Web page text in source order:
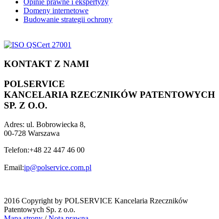
Opinie prawne i ekspertyzy
Domeny internetowe
Budowanie strategii ochrony
KONTAKT Z NAMI
POLSERVICE
KANCELARIA RZECZNIKÓW PATENTOWYCH
SP. Z O.O.
Adres: ul. Bobrowiecka 8,
00-728 Warszawa
Telefon:+48 22 447 46 00
Email:ip@polservice.com.pl
2016 Copyright by POLSERVICE Kancelaria Rzeczników
Patentowych Sp. z o.o.